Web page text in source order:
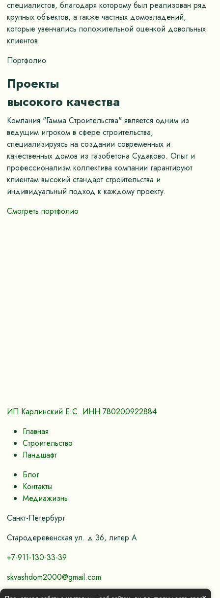
специалистов, благодаря которому был реализован ряд
крупных объектов, а также частных домовладений,
которые увенчались положительной оценкой довольных
клиентов.
Портфолио
Проекты
высокого качества
Компания "Гамма Строительства" является одним из
ведущим игроком в сфере строительства,
специализируясь на создании современных и
качественных домов из газобетона Судаково. Опыт и
профессионализм коллектива компании гарантируют
клиентам высокий стандарт строительства и
индивидуальный подход к каждому проекту.
Смотреть портфолио
ИП Карлинский Е.С. ИНН 780200922884
Главная
Строительство
Ландшафт
Блог
Контакты
Медиажизнь
Санкт-Петербург
Стародеревенская ул. д.36, литер А
+7-911-130-33-39
skvashdom2000@gmail.com